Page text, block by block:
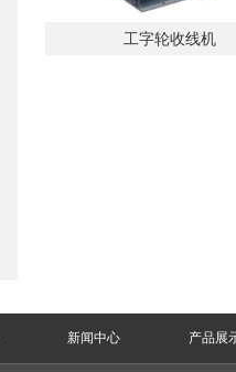
工字轮收线机
新闻中心 产品展